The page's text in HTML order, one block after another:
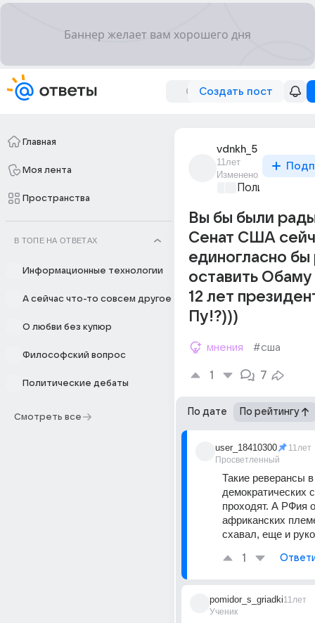
Создать пост
Главная
Моя лента
Пространства
В ТОПЕ НА ОТВЕТАХ
Информационные технологии
А сейчас что-то совсем другое
О любви без купюр
Философский вопрос
Политические дебаты
Смотреть все
vdnkh_5
11лет
Изменено
Вы бы были
Сенат США
единогласно
оставить
12 лет
Пу!?)))
мнения #сша
1 7
По дате По рейтингу
user_18410300
Просветленный
11лет
Такие реверансы в
демократических
проходят. А РФия
африканских
схавал, еще и
1
pomidor_s_griadki
Ученик
11лет